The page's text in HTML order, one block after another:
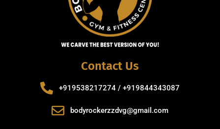
Contact Us
+919538217274 / +919844343087
bodyrockerzzdvg@gmail.com